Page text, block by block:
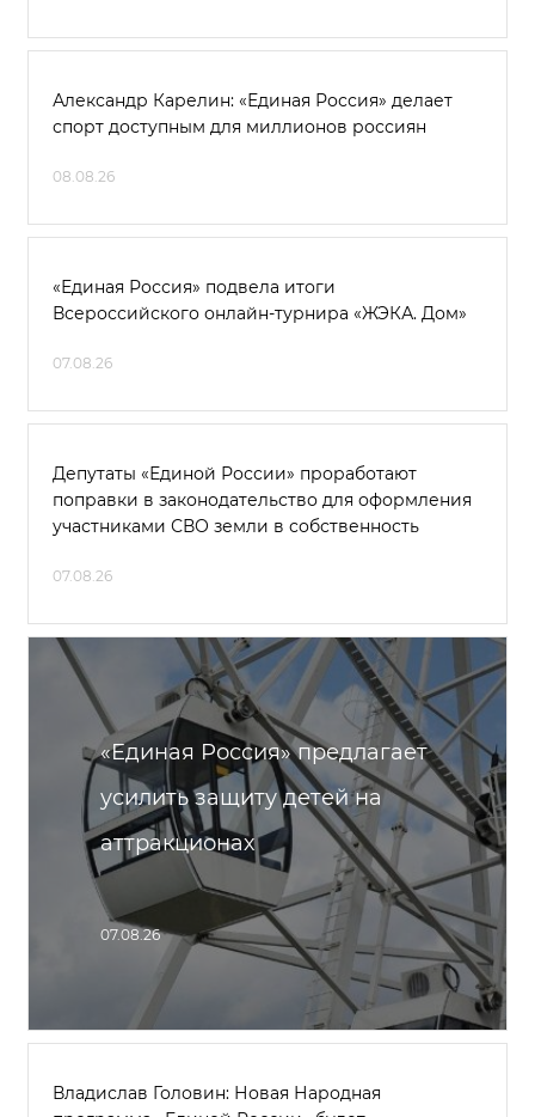
Александр Карелин: «Единая Россия» делает
спорт доступным для миллионов россиян
08.08.26
«Единая Россия» подвела итоги
Всероссийского онлайн-турнира «ЖЭКА. Дом»
07.08.26
Депутаты «Единой России» проработают
поправки в законодательство для оформления
участниками СВО земли в собственность
07.08.26
«Единая Россия» предлагает
усилить защиту детей на
аттракционах
07.08.26
Владислав Головин: Новая Народная